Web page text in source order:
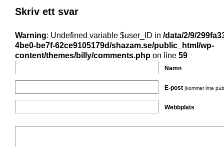
Skriv ett svar
Warning: Undefined variable $user_ID in /data/2/9/
4be0-be7f-62ce9105179d/shazam.se/public_html/wp-
content/themes/billy/comments.php on line 59
Namn
E-post (kommer inte
Webbplats